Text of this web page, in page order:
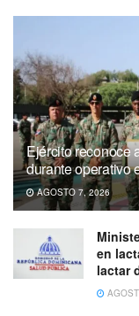
Ejército reconoce
durante operativo
AGOSTO 7, 2026
en
lactar